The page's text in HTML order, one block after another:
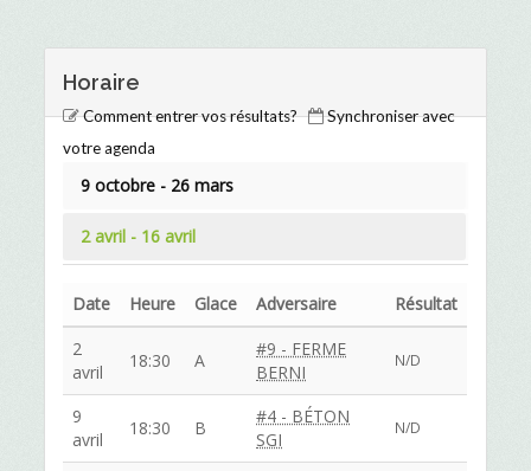
Horaire
Comment entrer vos résultats?
Synchroniser avec
votre agenda
9 octobre - 26 mars
2 avril - 16 avril
Date Heure Glace Adversaire
Résultat
2
avril
18:30 A
#9 - FERME
BERNI
N/D
9
avril
18:30 B
#4 - BÉTON
SGI
N/D